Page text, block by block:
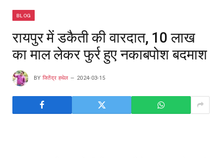
BLOG
रायपुर में डकैती की वारदात, 10 लाख
का माल लेकर फुर्र हुए नकाबपोश बदमाश
BY जितेंद्र हथेल 2024-03-15